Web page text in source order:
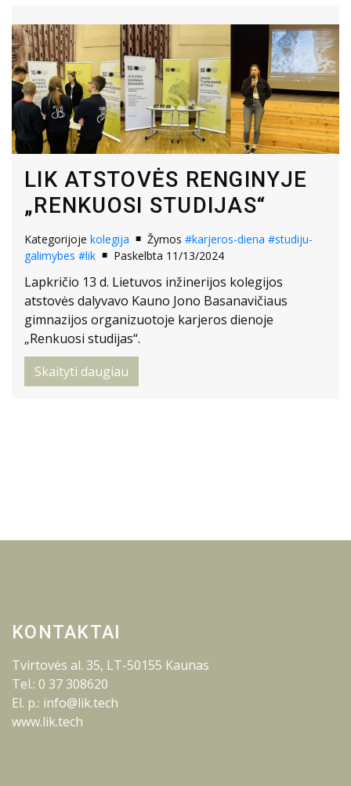
LIK ATSTOVĖS RENGINYJE
„RENKUOSI STUDIJAS“
Kategorijoje kolegija Žymos #karjeros-diena #studiju-
galimybes #lik Paskelbta 11/13/2024
Lapkričio 13 d. Lietuvos inžinerijos kolegijos
atstovės dalyvavo Kauno Jono Basanavičiaus
gimnazijos organizuotoje karjeros dienoje
„Renkuosi studijas“.
Skaityti daugiau
KONTAKTAI
Tvirtovės al. 35, LT-50155 Kaunas
Tel.: 0 37 308620
El. p.: info@lik.tech
www.lik.tech